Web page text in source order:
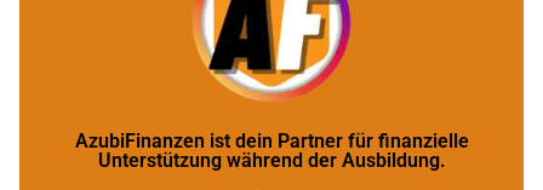
AzubiFinanzen ist dein Partner für finanzielle
Unterstützung während der Ausbildung.